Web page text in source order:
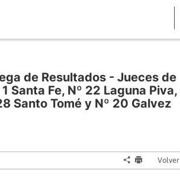
de Resultados - Jueces de
Santa Fe, Nº 22 Laguna Piva,
Santo Tomé y Nº 20 Galvez
Volver